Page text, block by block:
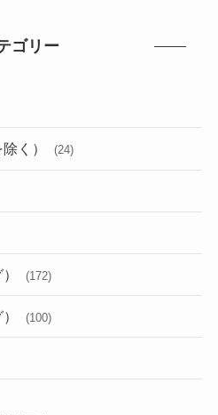
ゴリー
く） (24)
(172)
(100)